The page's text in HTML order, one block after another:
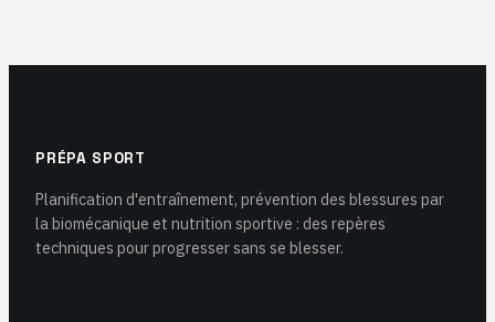
PRÉPA SPORT
Planification d'entraînement, prévention des blessures par
la biomécanique et nutrition sportive : des repères
techniques pour progresser sans se blesser.